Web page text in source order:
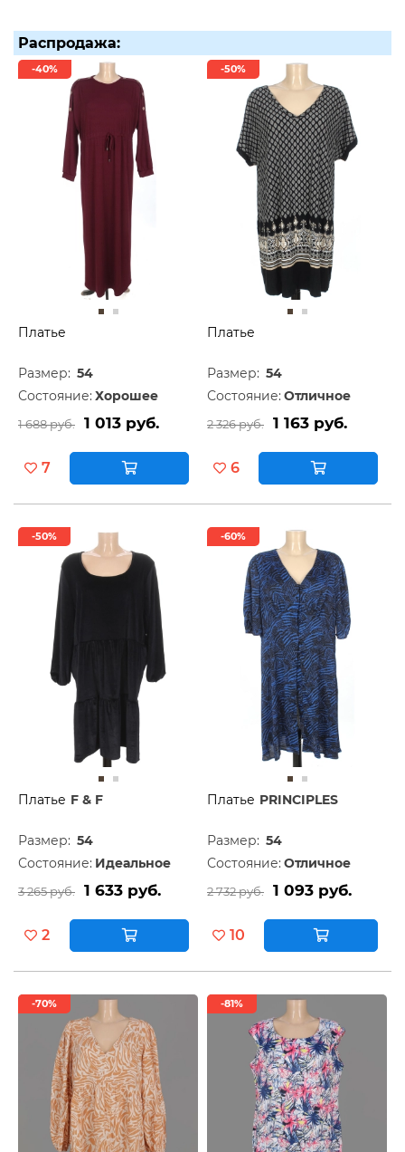
Распродажа:
-40%
Платье
Размер: 54
Состояние: Хорошее
1 688 руб. 1 013 руб.
7
-50%
Платье
Размер: 54
Состояние: Отличное
2 326 руб. 1 163 руб.
6
-50%
Платье F & F
Размер: 54
Состояние: Идеальное
3 265 руб. 1 633 руб.
2
-60%
Платье PRINCIPLES
Размер: 54
Состояние: Отличное
2 732 руб. 1 093 руб.
10
-70% -81%